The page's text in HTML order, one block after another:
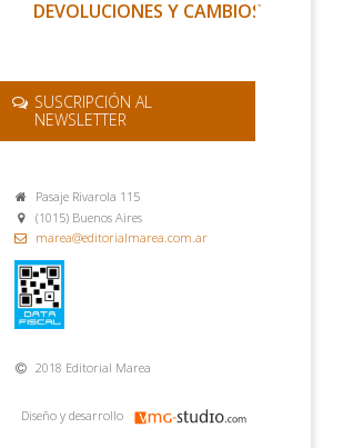
DEVOLUCIONES Y CAMBIOS
SUSCRIPCIÓN AL
NEWSLETTER
Pasaje Rivarola 115
(1015) Buenos Aires
marea@editorialmarea.com.ar
2018 Editorial Marea
Diseño y desarrollo